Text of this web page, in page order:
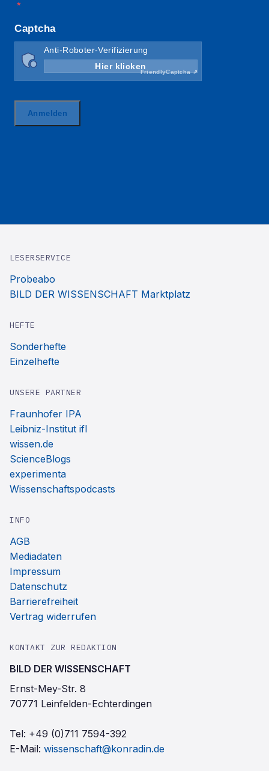
LESERSERVICE
Probeabo
BILD DER WISSENSCHAFT Marktplatz
HEFTE
Sonderhefte
Einzelhefte
UNSERE PARTNER
Fraunhofer IPA
Leibniz-Institut ifl
wissen.de
ScienceBlogs
experimenta
Wissenschaftspodcasts
INFO
AGB
Mediadaten
Impressum
Datenschutz
Barrierefreiheit
Vertrag widerrufen
KONTAKT ZUR REDAKTION
BILD DER WISSENSCHAFT
Ernst-Mey-Str. 8
70771 Leinfelden-Echterdingen
Tel: +49 (0)711 7594-392
E-Mail: wissenschaft@konradin.de